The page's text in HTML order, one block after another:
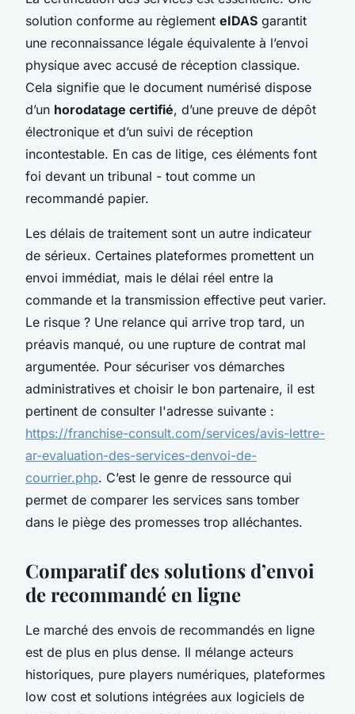
solution conforme au règlement eIDAS garantit
une reconnaissance légale équivalente à l’envoi
physique avec accusé de réception classique.
Cela signifie que le document numérisé dispose
d’un horodatage certifié, d’une preuve de dépôt
électronique et d’un suivi de réception
incontestable. En cas de litige, ces éléments font
foi devant un tribunal - tout comme un
recommandé papier.
Les délais de traitement sont un autre indicateur
de sérieux. Certaines plateformes promettent un
envoi immédiat, mais le délai réel entre la
commande et la transmission effective peut varier.
Le risque ? Une relance qui arrive trop tard, un
préavis manqué, ou une rupture de contrat mal
argumentée. Pour sécuriser vos démarches
administratives et choisir le bon partenaire, il est
pertinent de consulter l'adresse suivante :
https://franchise-consult.com/services/avis-lettre-
ar-evaluation-des-services-denvoi-de-
courrier.php. C’est le genre de ressource qui
permet de comparer les services sans tomber
dans le piège des promesses trop alléchantes.
Comparatif des solutions d’envoi
de recommandé en ligne
Le marché des envois de recommandés en ligne
est de plus en plus dense. Il mélange acteurs
historiques, pure players numériques, plateformes
low cost et solutions intégrées aux logiciels de